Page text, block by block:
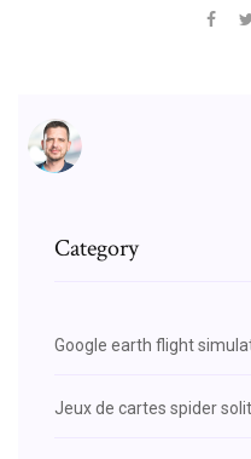
Category
Google earth flight
Jeux de cartes spider